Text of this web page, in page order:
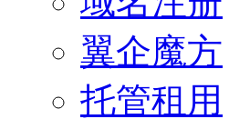
翼企魔方
托管租用